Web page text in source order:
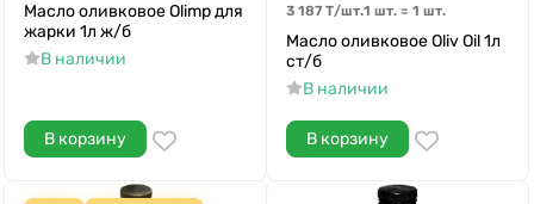
Масло оливковое Olimp для
жарки 1л ж/б
В наличии
В корзину
3 187 Т/шт.1 шт. = 1 шт.
Масло оливковое Oliv Oil 1л
ст/б
В наличии
В корзину